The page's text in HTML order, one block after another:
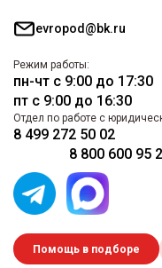
evropod@bk.ru
Режим работы:
пн-чт с 9:00 до 17:30
пт с 9:00 до 16:30
Отдел по работе с
8 499 272 50 02
8 800 600 95
Помощь в подборе